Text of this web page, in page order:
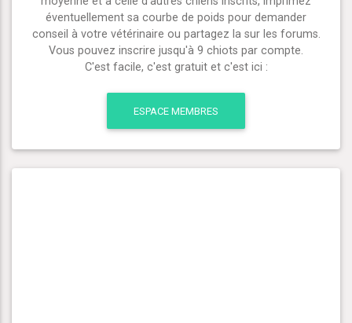
éventuellement sa courbe de poids pour demander
conseil à votre vétérinaire ou partagez la sur les forums.
Vous pouvez inscrire jusqu'à 9 chiots par compte.
C'est facile, c'est gratuit et c'est ici :
ESPACE MEMBRES